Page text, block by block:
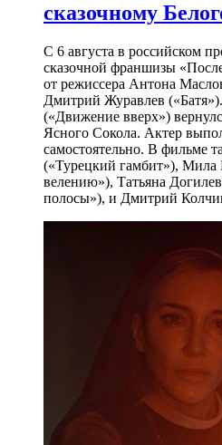
сказочному
С 6 августа в российском
сказочной франшизы
от режиссера Антона
Дмитрий Журавлев
(«Движение вверх»)
Ясного Сокола. Актер
самостоятельно. В фильме
(«Турецкий гамбит»),
велению»), Татьяна
полосы»), и Дмитрий